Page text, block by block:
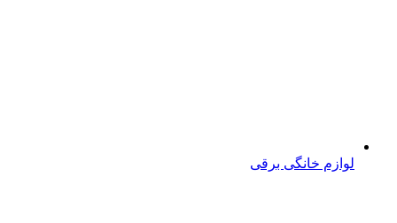
لوازم خانگی برقی